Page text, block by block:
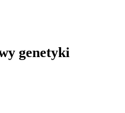
genetyki